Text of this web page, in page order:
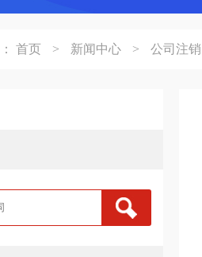
首页 > 新闻中心 > 公司注销